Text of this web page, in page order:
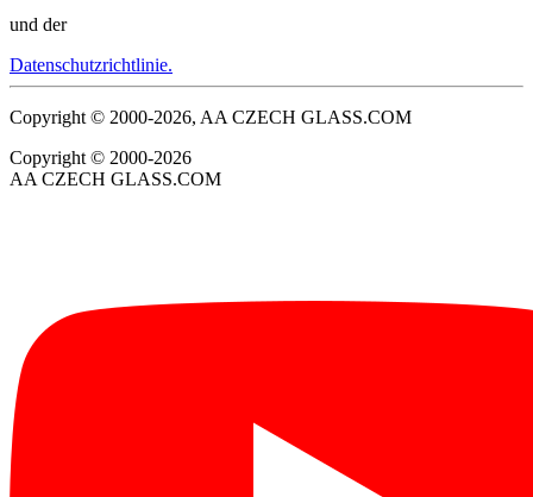
und der
Datenschutzrichtlinie.
Copyright © 2000-2026, AA CZECH GLASS.COM
Copyright © 2000-2026
AA CZECH GLASS.COM